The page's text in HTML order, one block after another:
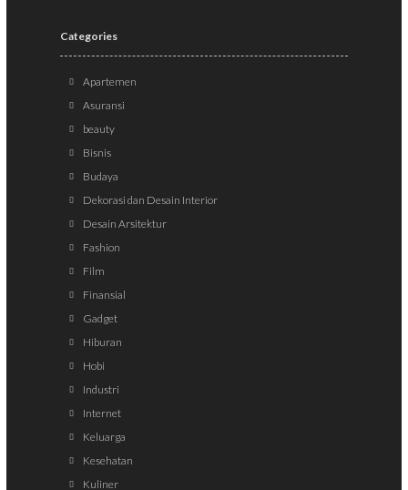
Categories
Apartemen
Asuransi
beauty
Bisnis
Budaya
Dekorasi dan Desain Interior
Desain Arsitektur
Fashion
Film
Finansial
Gadget
Hiburan
Hobi
Industri
Internet
Keluarga
Kesehatan
Kuliner